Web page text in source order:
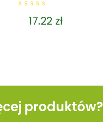
out17.22 zł
produktów?